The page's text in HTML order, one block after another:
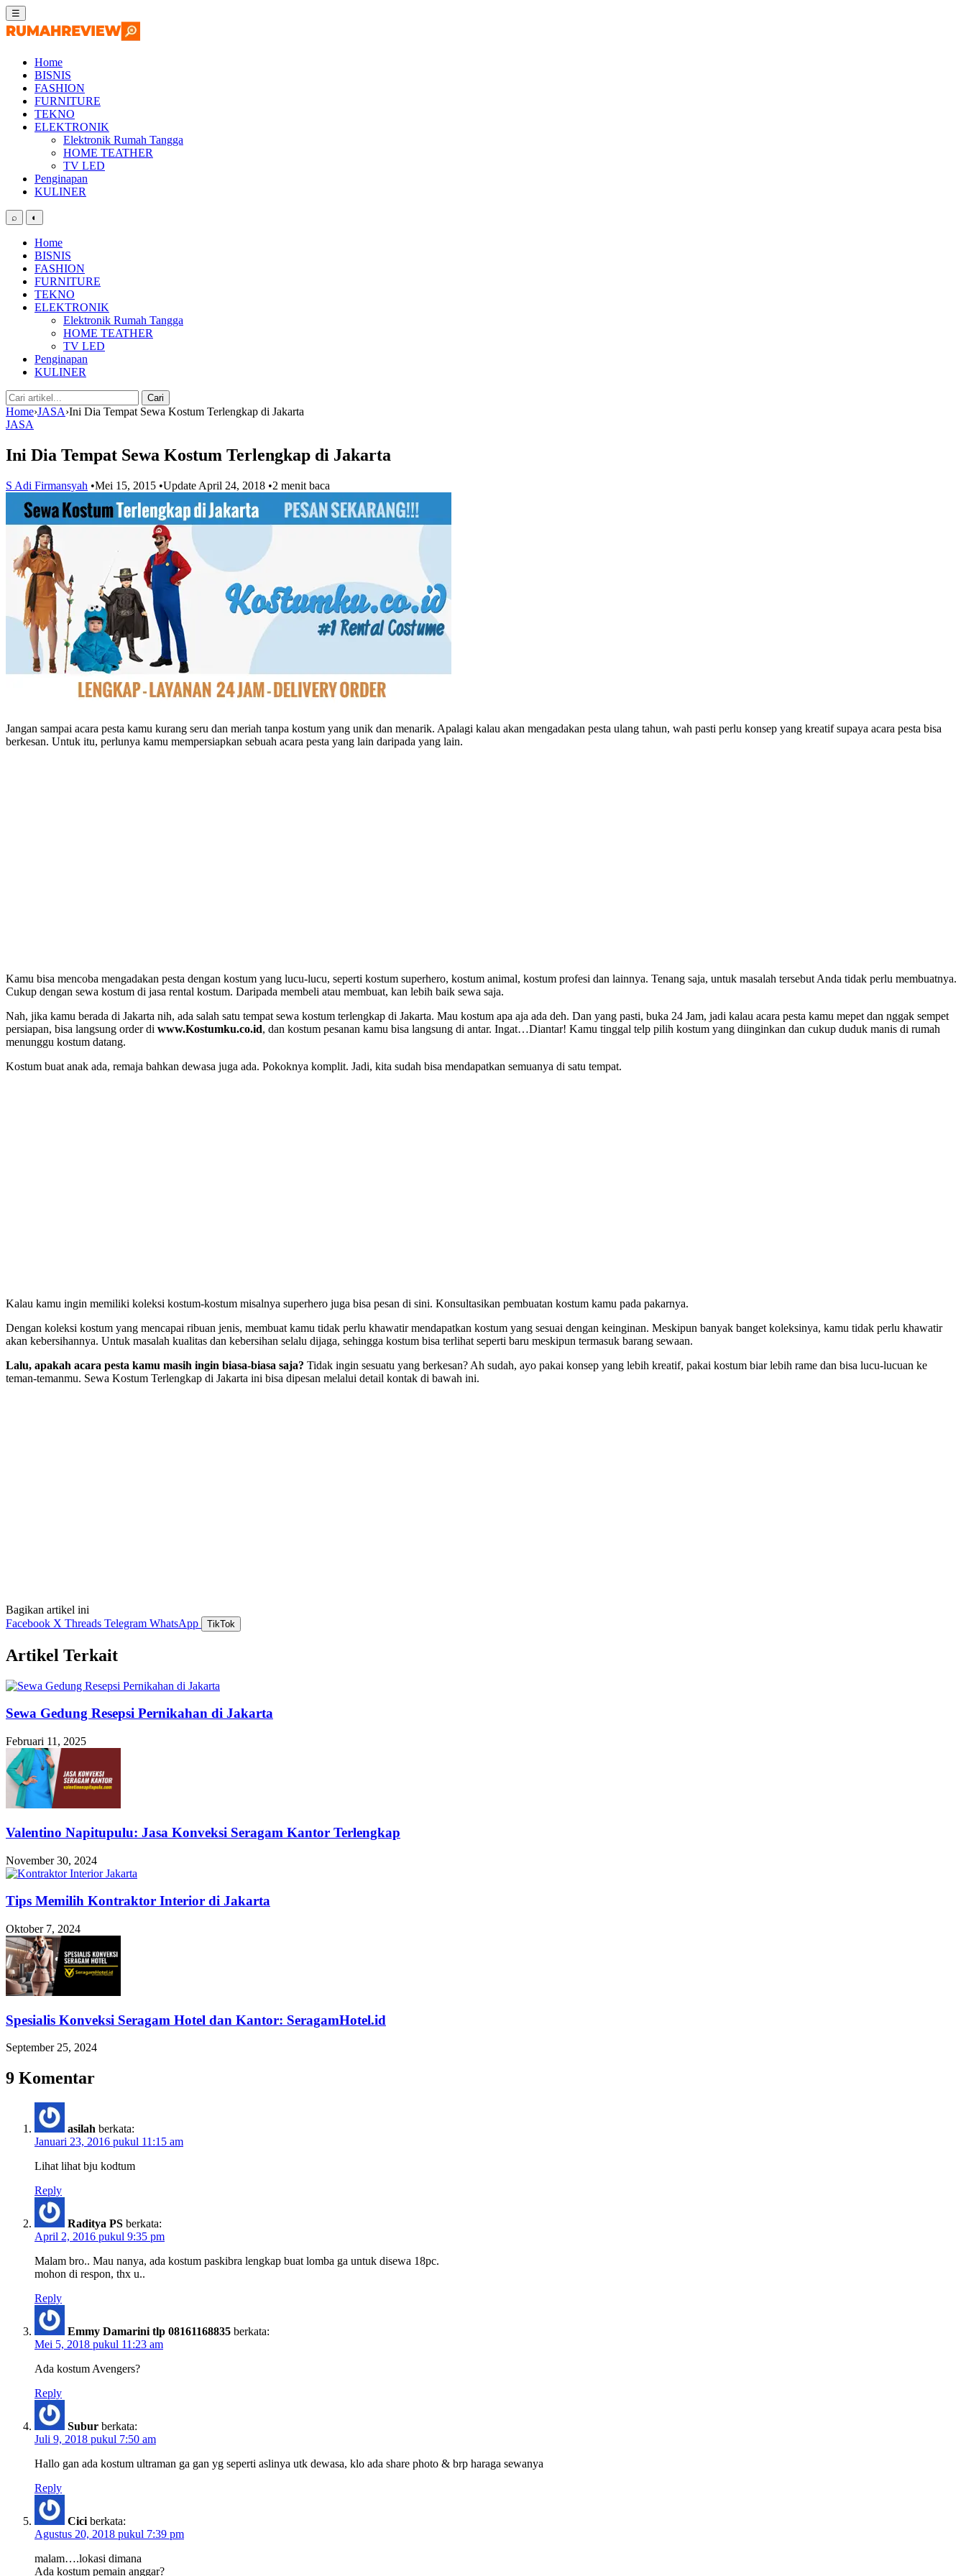
Skip
to
content
☰
Home
BISNIS
FASHION
FURNITURE
TEKNO
ELEKTRONIK
Elektronik Rumah Tangga
HOME TEATHER
TV LED
Penginapan
KULINER
⌕ ◐
Home
BISNIS
FASHION
FURNITURE
TEKNO
ELEKTRONIK
Elektronik Rumah Tangga
HOME TEATHER
TV LED
Penginapan
KULINER
Cari:
Cari
Home›JASA›Ini Dia Tempat Sewa Kostum Terlengkap di Jakarta
JASA
Ini Dia Tempat Sewa Kostum Terlengkap di Jakarta
S Adi Firmansyah •Mei 15, 2015 •Update April 24, 2018 •2 menit baca
Jangan sampai acara pesta kamu kurang seru dan meriah tanpa kostum yang unik dan menarik. Apalagi kalau akan mengadakan pesta ulang tahun, wah pasti perlu konsep yang kreatif supaya acara pesta bisa
berkesan. Untuk itu, perlunya kamu mempersiapkan sebuah acara pesta yang lain daripada yang lain.
Kamu bisa mencoba mengadakan pesta dengan kostum yang lucu-lucu, seperti kostum superhero, kostum animal, kostum profesi dan lainnya. Tenang saja, untuk masalah tersebut Anda tidak perlu membuatnya.
Cukup dengan sewa kostum di jasa rental kostum. Daripada membeli atau membuat, kan lebih baik sewa saja.
Nah, jika kamu berada di Jakarta nih, ada salah satu tempat sewa kostum terlengkap di Jakarta. Mau kostum apa aja ada deh. Dan yang pasti, buka 24 Jam, jadi kalau acara pesta kamu mepet dan nggak sempet
persiapan, bisa langsung order di www.Kostumku.co.id, dan kostum pesanan kamu bisa langsung di antar. Ingat…Diantar! Kamu tinggal telp pilih kostum yang diinginkan dan cukup duduk manis di rumah
menunggu kostum datang.
Kostum buat anak ada, remaja bahkan dewasa juga ada. Pokoknya komplit. Jadi, kita sudah bisa mendapatkan semuanya di satu tempat.
Kalau kamu ingin memiliki koleksi kostum-kostum misalnya superhero juga bisa pesan di sini. Konsultasikan pembuatan kostum kamu pada pakarnya.
Dengan koleksi kostum yang mencapai ribuan jenis, membuat kamu tidak perlu khawatir mendapatkan kostum yang sesuai dengan keinginan. Meskipun banyak banget koleksinya, kamu tidak perlu khawatir
akan kebersihannya. Untuk masalah kualitas dan kebersihan selalu dijaga, sehingga kostum bisa terlihat seperti baru meskipun termasuk barang sewaan.
Lalu, apakah acara pesta kamu masih ingin biasa-biasa saja? Tidak ingin sesuatu yang berkesan? Ah sudah, ayo pakai konsep yang lebih kreatif, pakai kostum biar lebih rame dan bisa lucu-lucuan ke
teman-temanmu. Sewa Kostum Terlengkap di Jakarta ini bisa dipesan melalui detail kontak di bawah ini.
Bagikan artikel ini
Facebook X Threads Telegram WhatsApp TikTok
Artikel Terkait
Sewa Gedung Resepsi Pernikahan di Jakarta
Februari 11, 2025
Valentino Napitupulu: Jasa Konveksi Seragam Kantor Terlengkap
November 30, 2024
Tips Memilih Kontraktor Interior di Jakarta
Oktober 7, 2024
Spesialis Konveksi Seragam Hotel dan Kantor: SeragamHotel.id
September 25, 2024
9 Komentar
asilah berkata:
Januari 23, 2016 pukul 11:15 am
Lihat lihat bju kodtum
Reply
Raditya PS berkata:
April 2, 2016 pukul 9:35 pm
Malam bro.. Mau nanya, ada kostum paskibra lengkap buat lomba ga untuk disewa 18pc.
mohon di respon, thx u..
Reply
Emmy Damarini tlp 08161168835 berkata:
Mei 5, 2018 pukul 11:23 am
Ada kostum Avengers?
Reply
Subur berkata:
Juli 9, 2018 pukul 7:50 am
Hallo gan ada kostum ultraman ga gan yg seperti aslinya utk dewasa, klo ada share photo & brp haraga sewanya
Reply
Cici berkata:
Agustus 20, 2018 pukul 7:39 pm
malam….lokasi dimana
Ada kostum pemain anggar?